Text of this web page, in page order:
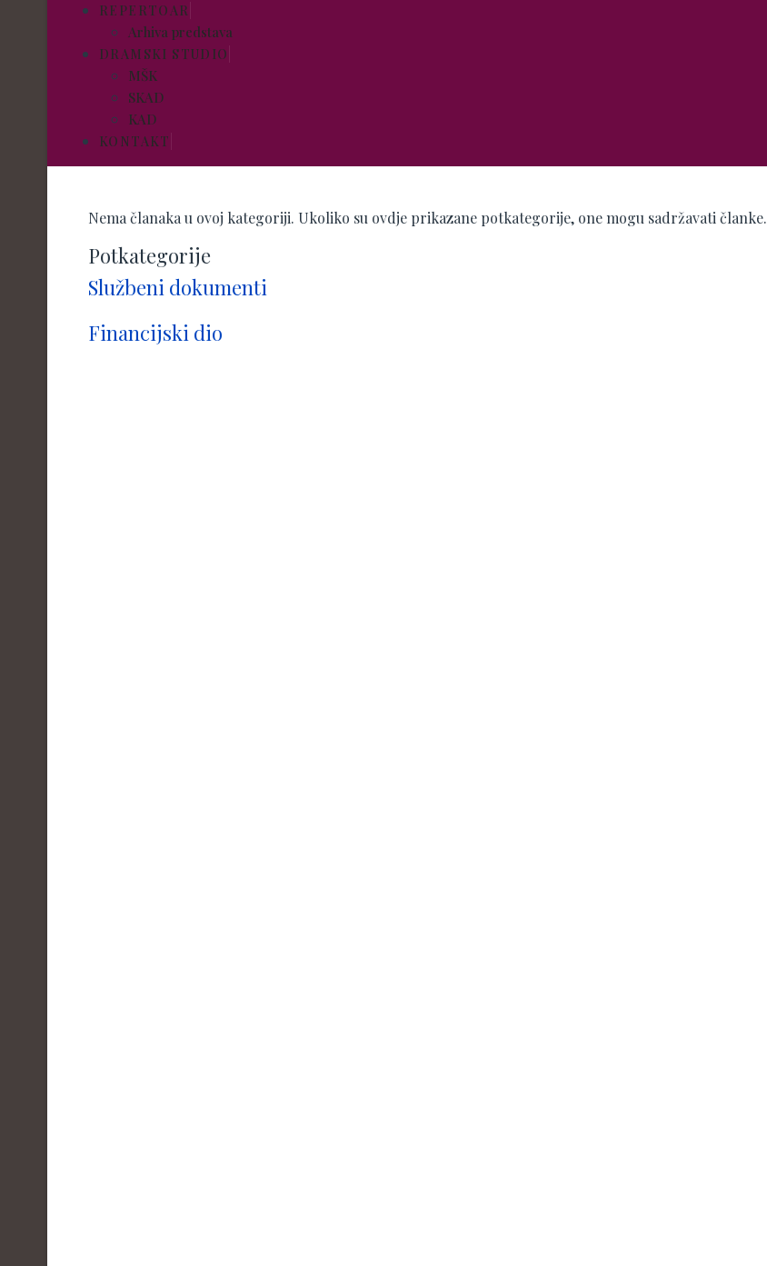
REPERTOAR
Arhiva predstava
DRAMSKI STUDIO
MŠK
SKAD
KAD
KONTAKT
Nema članaka u ovoj kategoriji. Ukoliko su ovdje prikazane potkategorije, one mogu sadržavati članke.
Potkategorije
Službeni dokumenti
Financijski dio